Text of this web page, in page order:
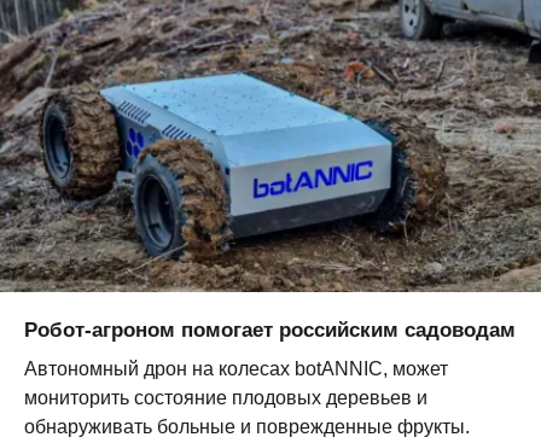
Робот-агроном помогает российским садоводам
Автономный дрон на колесах botANNIC, может
мониторить состояние плодовых деревьев и
обнаруживать больные и поврежденные фрукты.